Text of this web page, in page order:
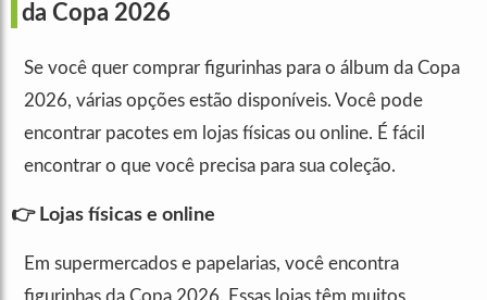
da Copa 2026
Se você quer comprar figurinhas para o álbum da Copa
2026, várias opções estão disponíveis. Você pode
encontrar pacotes em lojas físicas ou online. É fácil
encontrar o que você precisa para sua coleção.
👉 Lojas físicas e online
Em supermercados e papelarias, você encontra
figurinhas da Copa 2026. Essas lojas têm muitos